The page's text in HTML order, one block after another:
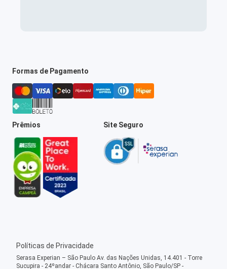
Formas de Pagamento
Prêmios Site Seguro
Políticas de Privacidade
Serasa Experian – São Paulo Av. das Nações Unidas, 14.401 - Torre
Sucupira - 24ºandar - Chácara Santo Antônio, São Paulo/SP -